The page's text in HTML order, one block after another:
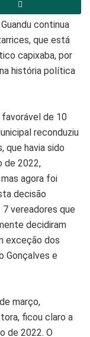
continua
que está
capixaba, por
história política
de 10
reconduziu
que havia sido
de 2022,
agora foi
decisão
vereadores que
decidiram
exceção dos
Gonçalves e
março,
ficou claro a
de 2022. O